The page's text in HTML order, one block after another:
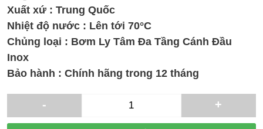
Xuất xứ : Trung Quốc
Nhiệt độ nước : Lên tới 70°C
Chủng loại : Bơm Ly Tâm Đa Tầng Cánh Đầu
Inox
Bảo hành : Chính hãng trong 12 tháng
- +